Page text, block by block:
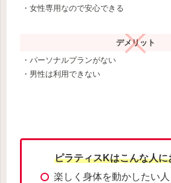
・女性専用なので安心できる
デメリット
・パーソナルプランがない
・男性は利用できない
ピラティスKはこんな人に
楽しく身体を動かしたい人